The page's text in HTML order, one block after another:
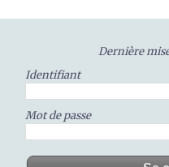
Dernière
Identifiant
Mot de passe